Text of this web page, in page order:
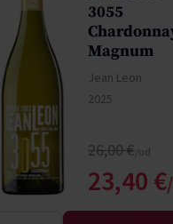
3055
Magnum
Jean Leon
2025
Precio
23,40 €
Precio normal
26,00 €